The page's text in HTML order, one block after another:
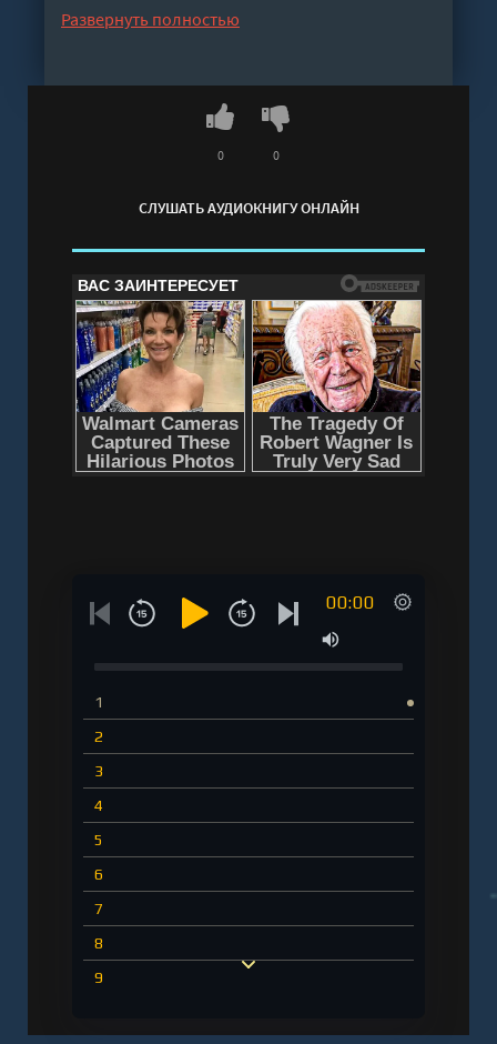
Развернуть полностью
СЛУШАТЬ АУДИОКНИГУ ОНЛАЙН
0 0
00:00
1
2
3
4
5
6
7
8
9